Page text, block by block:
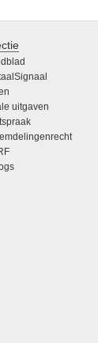
uitgaven